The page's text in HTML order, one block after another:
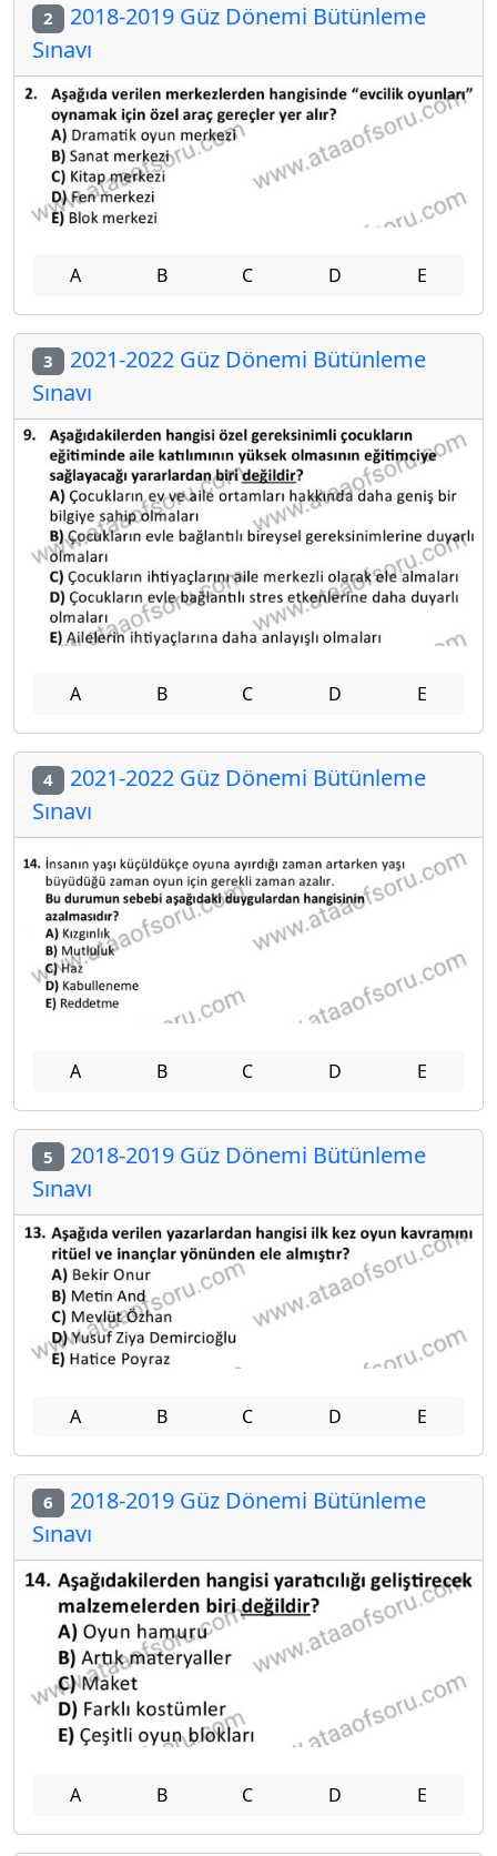
2 2018-2019 Güz Dönemi Bütünleme
Sınavı
A B C D E
3 2021-2022 Güz Dönemi Bütünleme
Sınavı
A B C D E
4 2021-2022 Güz Dönemi Bütünleme
Sınavı
A B C D E
5 2018-2019 Güz Dönemi Bütünleme
Sınavı
A B C D E
6 2018-2019 Güz Dönemi Bütünleme
Sınavı
A B C D E